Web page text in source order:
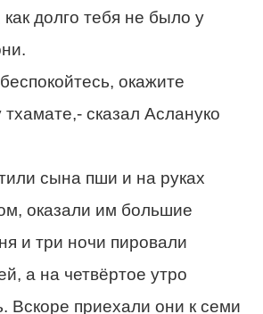
долго тебя не было у
окажите
сказал Аслануко
сына пши и на руках
оказали им большие
и три ночи пировали
а на четвёртое утро
Вскоре приехали они к семи